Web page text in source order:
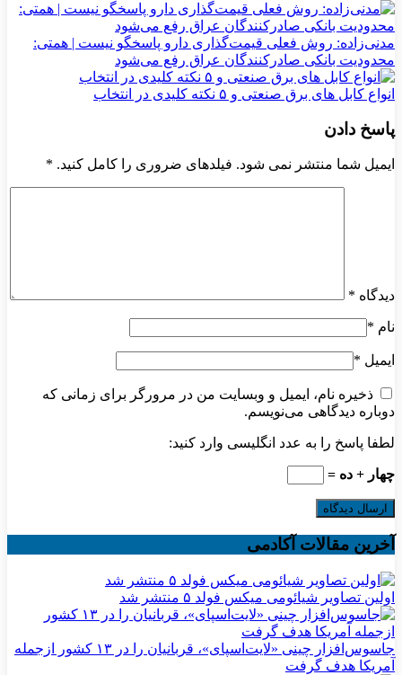
مدنی‌زاده: روش فعلی قیمت‌گذاری دارو پاسخگو نیست | همتی:
محدودیت بانکی صادرکنندگان عراق رفع می‌شود
انواع کابل های برق صنعتی و ۵ نکته کلیدی در انتخاب
پاسخ دادن
ایمیل شما منتشر نمی شود. فیلدهای ضروری را کامل کنید. *
دیدگاه *
نام *
ایمیل *
ذخیره نام، ایمیل و وبسایت من در مرورگر برای زمانی که
دوباره دیدگاهی می‌نویسم.
لطفا پاسخ را به عدد انگلیسی وارد کنید:
چهار + ده =
آخرین مقالات آکادمی
اولین تصاویر شیائومی میکس فولد ۵ منتشر شد
جاسوس‌افزار چینی «لایت‌اسپای»، قربانیان را در ۱۳ کشور ازجمله
آمریکا هدف گرفت